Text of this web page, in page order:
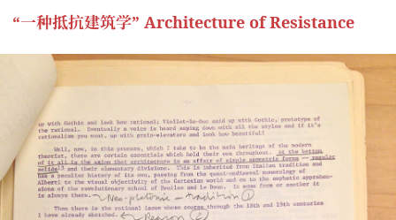
“一种抵抗建筑学” Architecture of Resistance